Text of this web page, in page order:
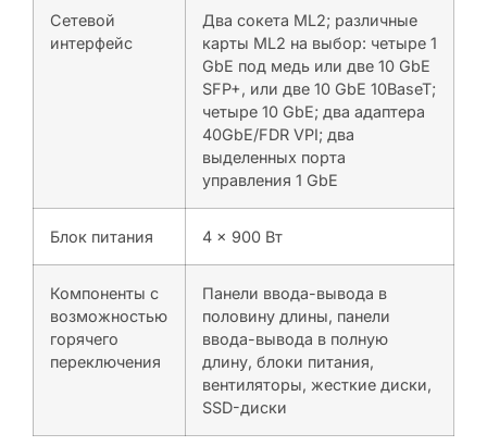
Сетевой
интерфейс
Два сокета ML2; различные
карты ML2 на выбор: четыре 1
GbE под медь или две 10 GbE
SFP+, или две 10 GbE 10BaseT;
четыре 10 GbE; два адаптера
40GbE/FDR VPI; два
выделенных порта
управления 1 GbE
Блок питания 4 x 900 Вт
Компоненты с
возможностью
горячего
переключения
Панели ввода-вывода в
половину длины, панели
ввода-вывода в полную
длину, блоки питания,
вентиляторы, жесткие диски,
SSD-диски